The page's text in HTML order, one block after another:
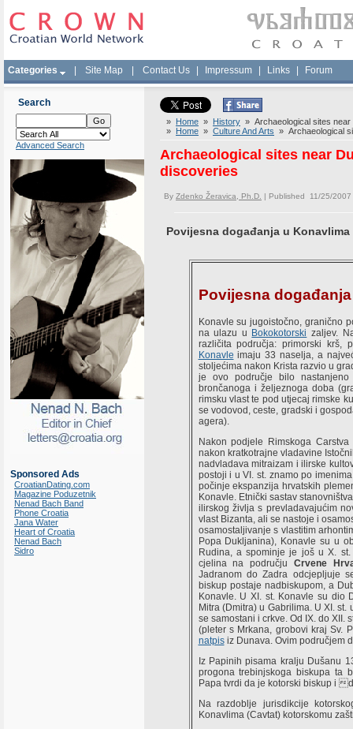
Categories Site Map Contact Us Impressum Links Forum
Search
Advanced Search
Sponsored Ads
CroatianDating.com
Magazine Poduzetnik
Nenad Bach Band
Phone Croatia
Jana Water
Heart of Croatia
Nenad Bach
Sidro
» Home » History » Archaeological sites
» Home » Culture And Arts » Archaeological
Archaeological sites near
discoveries
By Zdenko Žeravica, Ph.D. | Published 11/25/
Povijesna događanja u Konavlima
Povijesna događanja
Konavle su jugoistočno, granično
na ulazu u Bokokotorski zaljev.
različita područja: primorski krš,
Konavle imaju 33 naselja, a
stoljećima nakon Krista razvio u
je ovo područje bilo
brončanoga i željeznoga doba
rimsku vlast te pod utjecaj rimske
se vodovod, ceste, gradski i
agera).
Nakon podjele Rimskoga
nakon kratkotrajne vladavine
nadvladava mitraizam i ilirske
postoji i u VI. st. znamo po
počinje ekspanzija hrvatskih
Konavle. Etnički sastav
ilirskog življa s prevladavajućim
vlast Bizanta, ali se nastoje i
osamostaljivanje s vlastitim
Popa Dukljanina), Konavle su u
Rudina, a spominje je još u X.
cjelina na područjuCrvene
Jadranom do Zadra odcjepljuje
biskup postaje nadbiskupom, a
Konavle. U XI. st. Konavle su dio
Mitra (Dmitra) u Gabrilima. U XI.
se samostani i crkve. Od IX. do XII.
(pleter s Mrkana, grobovi kraj Sv.
natpisiz Dunava. Ovim područjem
Iz Papinih pisama kralju Dušanu
progona trebinjskoga biskupa ta
Papa tvrdi da je kotorski biskup i
Na razdoblje jurisdikcije
Konavlima (Cavtat) kotorskomu